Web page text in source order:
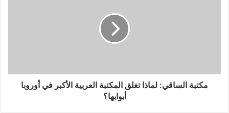
مكتبة الساقي: لماذا تغلق المكتبة العربية الأكبر في أوروبا
أبوابها؟